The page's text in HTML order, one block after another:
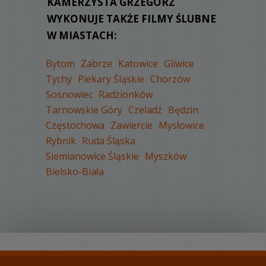
KOMENTARZY:0
WYŚWIETLEŃ:
2623
KOMENTARZY:0
WYKONUJE TAKŻE FILMY ŚLUBNE
W MIASTACH:
Bytom Zabrze Katowice Gliwice
Tychy Piekary Śląskie Chorzów
Sosnowiec Radzionków
Tarnowskie Góry Czeladź Będzin
Częstochowa Zawiercie Mysłowice
Rybnik Ruda Śląska
Siemianowice Śląskie Myszków
Bielsko-Biała